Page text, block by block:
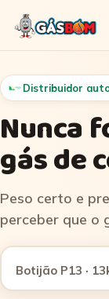
Distribuidor
Nunca
gás de
Peso certo e
perceber que o
Botijão P13 ·